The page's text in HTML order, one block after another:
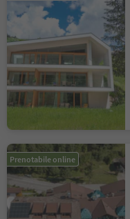
Prenotabile online